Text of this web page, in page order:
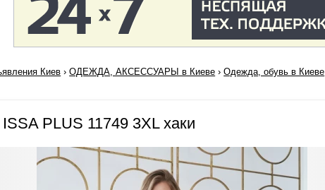
Киев ›ОДЕЖДА, АКСЕССУАРЫ в Киеве ›Одежда, обувь в Киеве
PLUS 11749 3XL хаки